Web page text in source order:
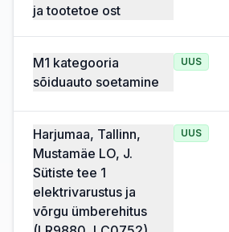
ja tootetoe ost
M1 kategooria
sõiduauto soetamine
UUS
Harjumaa, Tallinn,
Mustamäe LO, J.
Sütiste tee 1
elektrivarustus ja
võrgu ümberehitus
UUS